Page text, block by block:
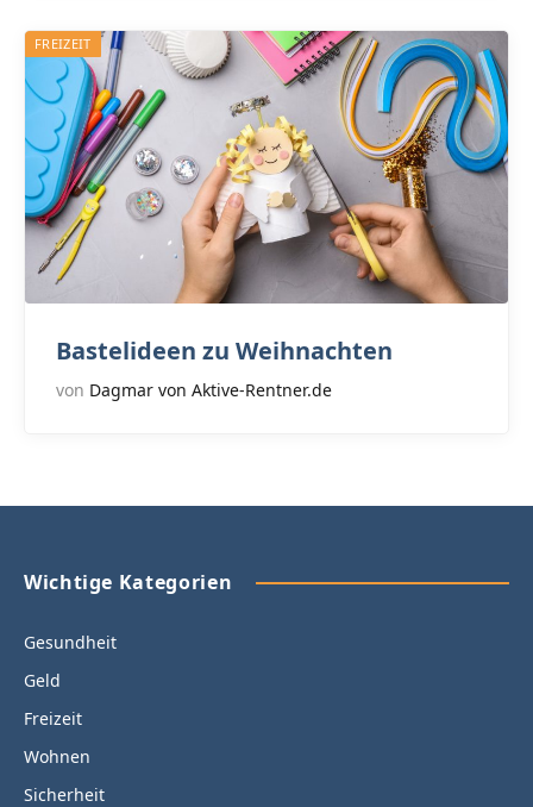
FREIZEIT
Bastelideen zu Weihnachten
von Dagmar von Aktive-Rentner.de
Wichtige Kategorien
Gesundheit
Geld
Freizeit
Wohnen
Sicherheit